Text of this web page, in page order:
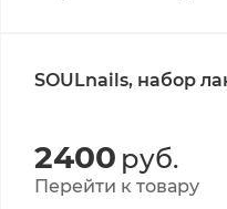
SOULnails, набор
2400 руб.
Перейти к товару